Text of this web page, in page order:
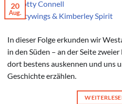
© saltywings & Kimberley Spirit
20
Aug.
In dieser Folge erkunden wir
in den Süden – an der Seite
dort bestens auskennen und uns
Geschichte erzählen.